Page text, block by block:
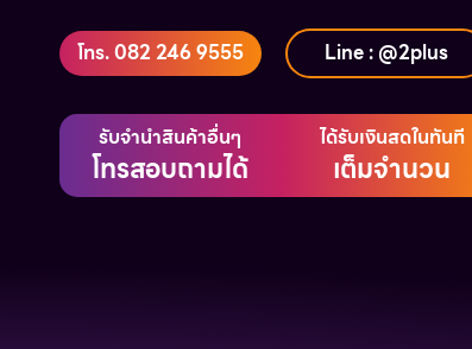
โทร. 082 246 9555 Line : @2plus
รับจำนำสินค้าอื่นๆ
โทรสอบถามได้
ได้รับเงินสดในทันที
เต็มจำนวน